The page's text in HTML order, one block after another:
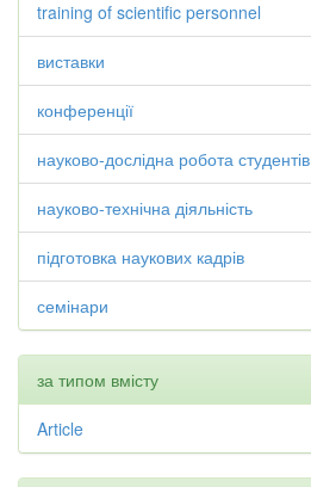
training of scientific personnel
виставки
конференції
науково-дослідна робота студентів
науково-технічна діяльність
підготовка наукових кадрів
семінари
за типом вмісту
Article